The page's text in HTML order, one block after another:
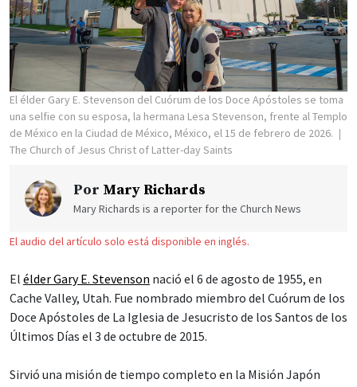
El élder Gary E. Stevenson del Cuórum de los Doce Apóstoles se toma
una selfie con su esposa, la hermana Lesa Stevenson, frente al Templo
de México en la Ciudad de México, México, el 15 de febrero de 2026.
The Church of Jesus Christ of Latter-day Saints
Por Mary Richards
Mary Richards is a reporter for the Church News
El audio del artículo solo está disponible en inglés.
El élder Gary E. Stevenson nació el 6 de agosto de 1955, en
Cache Valley, Utah. Fue nombrado miembro del Cuórum de los
Doce Apóstoles de La Iglesia de Jesucristo de los Santos de los
Últimos Días el 3 de octubre de 2015.
Sirvió una misión de tiempo completo en la Misión Japón